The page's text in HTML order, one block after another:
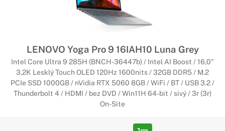
LENOVO Yoga Pro 9 16IAH10 Luna Grey
Intel Core Ultra 9 285H (BNCH-36447b) / Intel AI Boost / 16,0"
3,2K Lesklý Touch OLED 120Hz 1600nits / 32GB DDR5 / M.2
PCIe SSD 1000GB / nVidia RTX 5060 8GB / WiFi / BT / USB 3.2 /
Thunderbolt 4 / HDMI / bez DVD / Win11H 64-bit / sivý / 3r (3r)
On-Site